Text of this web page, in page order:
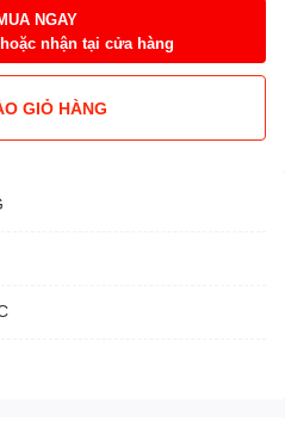
NGAY
nhận tại cửa hàng
GIỎ HÀNG